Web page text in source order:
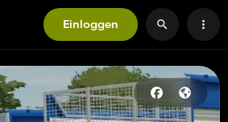
Einloggen